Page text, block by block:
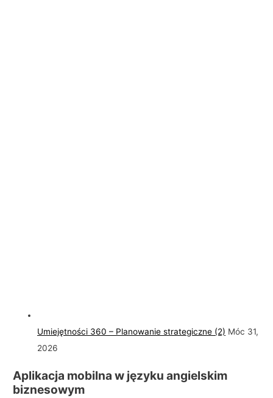
Umiejętności 360 – Planowanie strategiczne (2) Móc 31,
2026
Aplikacja mobilna w języku angielskim
biznesowym